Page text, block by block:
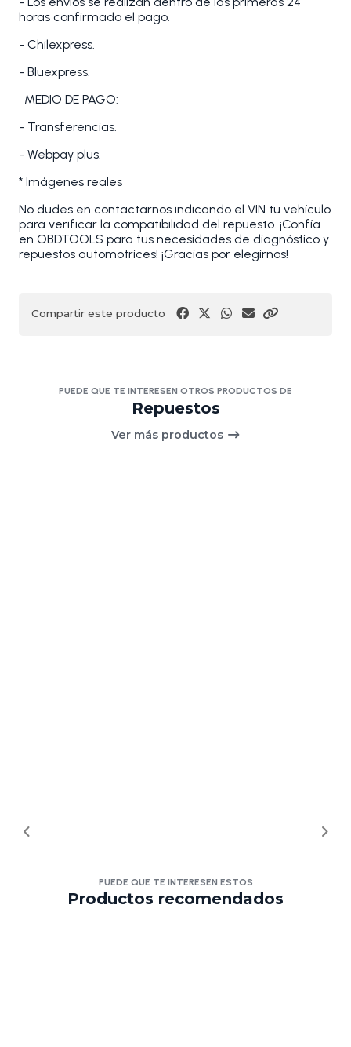
horas confirmado el pago.
- Chilexpress.
- Bluexpress.
• MEDIO DE PAGO:
- Transferencias.
- Webpay plus.
* Imágenes reales
No dudes en contactarnos indicando el VIN tu vehículo
para verificar la compatibilidad del repuesto. ¡Confía
en OBDTOOLS para tus necesidades de diagnóstico y
repuestos automotrices! ¡Gracias por elegirnos!
Compartir este producto
PUEDE QUE TE INTERESEN OTROS PRODUCTOS DE
Repuestos
Ver más productos
PUEDE QUE TE INTERESEN ESTOS
Productos recomendados